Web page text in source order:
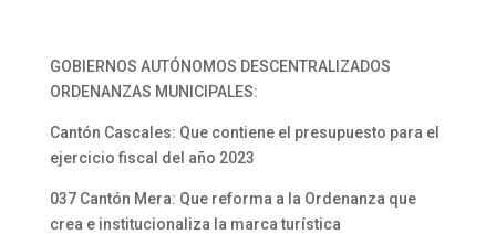
GOBIERNOS AUTÓNOMOS DESCENTRALIZADOS
ORDENANZAS MUNICIPALES:
Cantón Cascales: Que contiene el presupuesto para el
ejercicio fiscal del año 2023
037 Cantón Mera: Que reforma a la Ordenanza que
crea e institucionaliza la marca turística